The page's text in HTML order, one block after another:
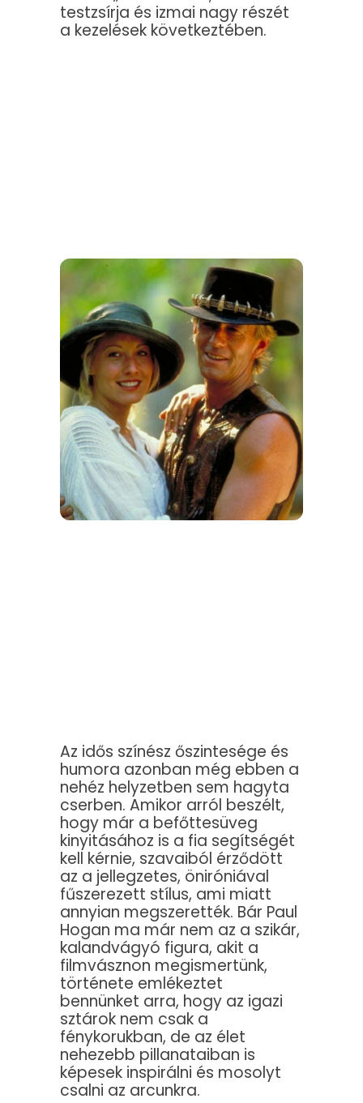
testzsírja és izmai nagy részét
a kezelések következtében.
Az idős színész őszintesége és
humora azonban még ebben a
nehéz helyzetben sem hagyta
cserben. Amikor arról beszélt,
hogy már a befőttesüveg
kinyitásához is a fia segítségét
kell kérnie, szavaiból érződött
az a jellegzetes, öniróniával
fűszerezett stílus, ami miatt
annyian megszerették. Bár Paul
Hogan ma már nem az a szikár,
kalandvágyó figura, akit a
filmvásznon megismertünk,
története emlékeztet
bennünket arra, hogy az igazi
sztárok nem csak a
fénykorukban, de az élet
nehezebb pillanataiban is
képesek inspirálni és mosolyt
csalni az arcunkra.